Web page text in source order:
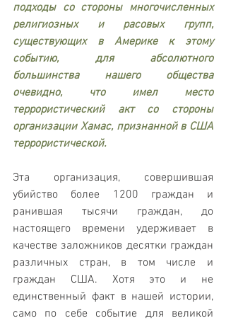
подходы со стороны многочисленных
религиозных и расовых групп,
существующих в Америке к этому
событию, для абсолютного
большинства нашего общества
очевидно, что имел место
террористический акт со стороны
организации Хамас, признанной в США
террористической.
Эта организация, совершившая
убийство более 1200 граждан и
ранившая тысячи граждан, до
настоящего времени удерживает в
качестве заложников десятки граждан
различных стран, в том числе и
граждан США. Хотя это и не
единственный факт в нашей истории,
само по себе событие для великой